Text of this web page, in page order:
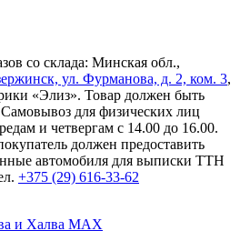
со склада: Минская обл.,
ул. Фурманова, д. 2, ком. 3,
«Элиз». Товар должен быть
для физических лиц
и четвергам с 14.00 до 16.00.
должен предоставить
автомобиля для выписки ТТН
+375 (29) 616-33-62